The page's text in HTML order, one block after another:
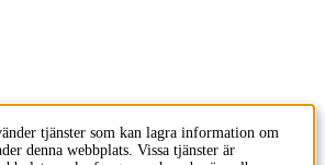
tjänster som kan lagra information om
denna webbplats. Vissa tjänster är